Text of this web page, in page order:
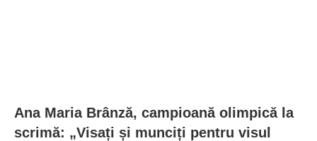
Ana Maria Brânză, campioană olimpică la
scrimă: „Visați și munciți pentru visul